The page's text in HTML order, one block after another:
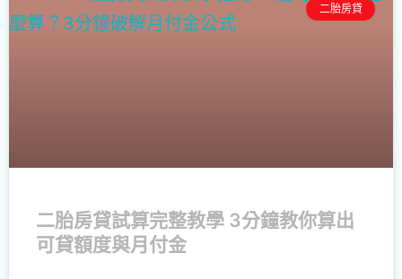
二胎房貸
二胎房貸試算完整教學 3分鐘教你算出
可貸額度與月付金